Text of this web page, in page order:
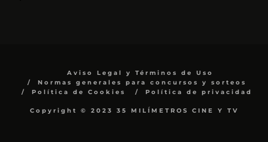
Aviso Legal y Términos de Uso
Normas generales para concursos y sorteos
Política de Cookies
Política de privacidad
Copyright © 2023 35 MILÍMETROS CINE Y TV